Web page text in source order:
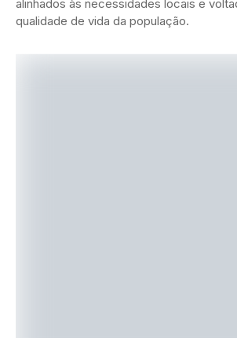
alinhados às necessidades locais e
qualidade de vida da população.